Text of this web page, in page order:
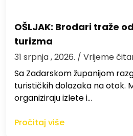
OŠLJAK: Brodari traže
turizma
31 srpnja , 2026. / Vrijeme
Sa Zadarskom županijom
turističkih dolazaka na otok.
organiziraju izlete i…
Pročitaj više